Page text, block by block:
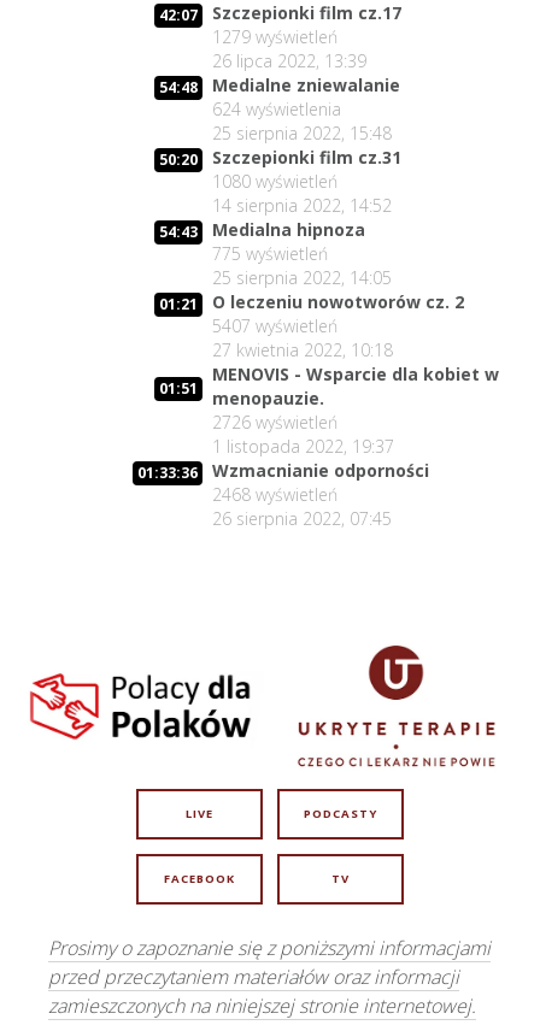
42:07
Szczepionki film cz.17
1279 wyświetleń
26 lipca 2022, 13:39
54:48
Medialne zniewalanie
624 wyświetlenia
25 sierpnia 2022, 15:48
50:20
Szczepionki film cz.31
1080 wyświetleń
14 sierpnia 2022, 14:52
54:43
Medialna hipnoza
775 wyświetleń
25 sierpnia 2022, 14:05
01:21
O leczeniu nowotworów cz. 2
5407 wyświetleń
27 kwietnia 2022, 10:18
01:51
MENOVIS - Wsparcie dla kobiet w
menopauzie.
2726 wyświetleń
1 listopada 2022, 19:37
01:33:36
Wzmacnianie odporności
2468 wyświetleń
26 sierpnia 2022, 07:45
LIVE PODCASTY
FACEBOOK TV
Prosimy o zapoznanie się z poniższymi informacjami
przed przeczytaniem materiałów oraz informacji
zamieszczonych na niniejszej stronie internetowej.